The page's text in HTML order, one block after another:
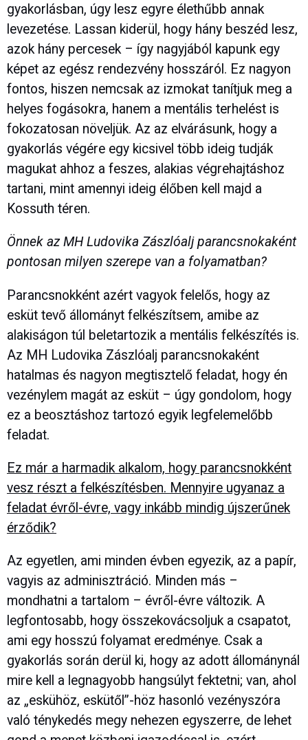
gyakorlásban, úgy lesz egyre élethűbb annak
levezetése. Lassan kiderül, hogy hány beszéd lesz,
azok hány percesek – így nagyjából kapunk egy
képet az egész rendezvény hosszáról. Ez nagyon
fontos, hiszen nemcsak az izmokat tanítjuk meg a
helyes fogásokra, hanem a mentális terhelést is
fokozatosan növeljük. Az az elvárásunk, hogy a
gyakorlás végére egy kicsivel több ideig tudják
magukat ahhoz a feszes, alakias végrehajtáshoz
tartani, mint amennyi ideig élőben kell majd a
Kossuth téren.
Önnek az MH Ludovika Zászlóalj parancsnokaként
pontosan milyen szerepe van a folyamatban?
Parancsnokként azért vagyok felelős, hogy az
esküt tevő állományt felkészítsem, amibe az
alakiságon túl beletartozik a mentális felkészítés is.
Az MH Ludovika Zászlóalj parancsnokaként
hatalmas és nagyon megtisztelő feladat, hogy én
vezénylem magát az esküt – úgy gondolom, hogy
ez a beosztáshoz tartozó egyik legfelemelőbb
feladat.
Ez már a harmadik alkalom, hogy parancsnokként
vesz részt a felkészítésben. Mennyire ugyanaz a
feladat évről-évre, vagy inkább mindig újszerűnek
érződik?
Az egyetlen, ami minden évben egyezik, az a papír,
vagyis az adminisztráció. Minden más –
mondhatni a tartalom – évről-évre változik. A
legfontosabb, hogy összekovácsoljuk a csapatot,
ami egy hosszú folyamat eredménye. Csak a
gyakorlás során derül ki, hogy az adott állománynál
mire kell a legnagyobb hangsúlyt fektetni; van, ahol
az „eskühöz, eskütől”-höz hasonló vezényszóra
való ténykedés megy nehezen egyszerre, de lehet